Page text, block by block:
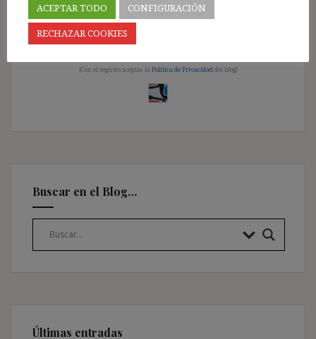
Pincha aquí
[Con el registro aceptas la Política de Privacidad del blog]
Buscar en el Blog…
Últimas entradas
ACEPTAR TODO
CONFIGURACIÓN
RECHAZAR COOKIES